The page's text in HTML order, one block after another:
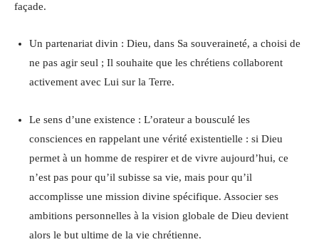
façade.
Un partenariat divin : Dieu, dans Sa souveraineté, a choisi de
ne pas agir seul ; Il souhaite que les chrétiens collaborent
activement avec Lui sur la Terre.
Le sens d’une existence : L’orateur a bousculé les
consciences en rappelant une vérité existentielle : si Dieu
permet à un homme de respirer et de vivre aujourd’hui, ce
n’est pas pour qu’il subisse sa vie, mais pour qu’il
accomplisse une mission divine spécifique. Associer ses
ambitions personnelles à la vision globale de Dieu devient
alors le but ultime de la vie chrétienne.